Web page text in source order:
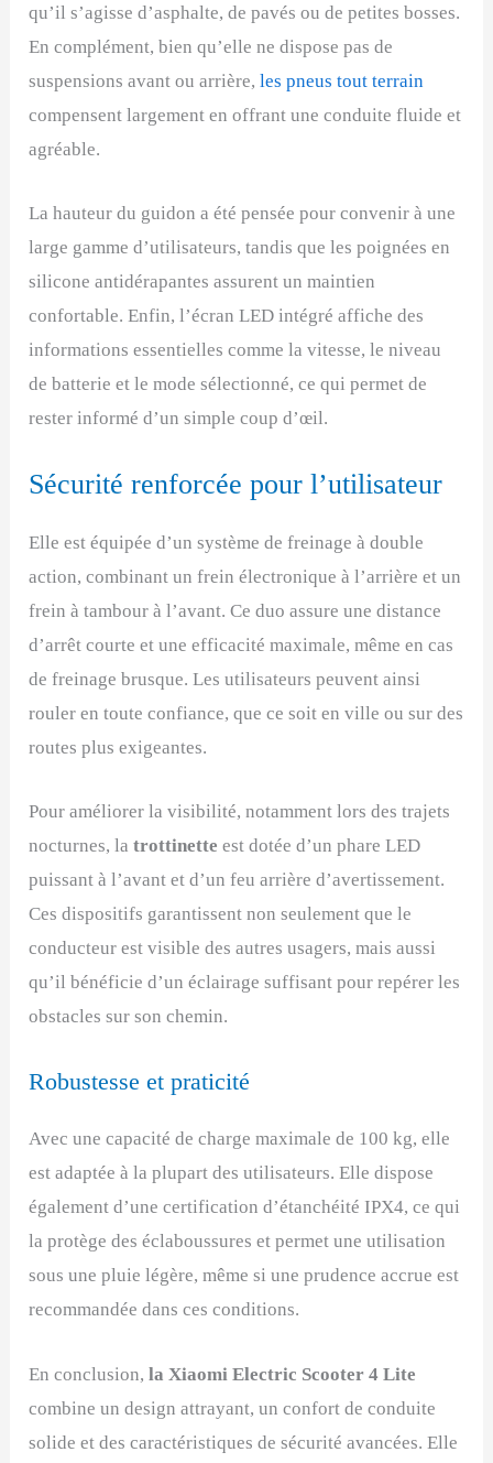
qu’il s’agisse d’asphalte, de pavés ou de petites bosses.
En complément, bien qu’elle ne dispose pas de
suspensions avant ou arrière,les pneus tout terrain
compensent largement en offrant une conduite fluide et
agréable.
La hauteur du guidon a été pensée pour convenir à une
large gamme d’utilisateurs, tandis que les poignées en
silicone antidérapantes assurent un maintien
confortable. Enfin, l’écran LED intégré affiche des
informations essentielles comme la vitesse, le niveau
de batterie et le mode sélectionné, ce qui permet de
rester informé d’un simple coup d’œil.
Sécurité renforcée pour l’utilisateur
Elle est équipée d’un système de freinage à double
action, combinant un frein électronique à l’arrière et un
frein à tambour à l’avant. Ce duo assure une distance
d’arrêt courte et une efficacité maximale, même en cas
de freinage brusque. Les utilisateurs peuvent ainsi
rouler en toute confiance, que ce soit en ville ou sur des
routes plus exigeantes.
Pour améliorer la visibilité, notamment lors des trajets
nocturnes, latrottinetteest dotée d’un phare LED
puissant à l’avant et d’un feu arrière d’avertissement.
Ces dispositifs garantissent non seulement que le
conducteur est visible des autres usagers, mais aussi
qu’il bénéficie d’un éclairage suffisant pour repérer les
obstacles sur son chemin.
Robustesse et praticité
Avec une capacité de charge maximale de 100 kg, elle
est adaptée à la plupart des utilisateurs. Elle dispose
également d’une certification d’étanchéité IPX4, ce qui
la protège des éclaboussures et permet une utilisation
sous une pluie légère, même si une prudence accrue est
recommandée dans ces conditions.
En conclusion,la Xiaomi Electric Scooter 4 Lite
combine un design attrayant, un confort de conduite
solide et des caractéristiques de sécurité avancées. Elle